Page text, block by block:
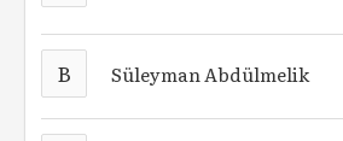
B Süleyman Abdülmelik